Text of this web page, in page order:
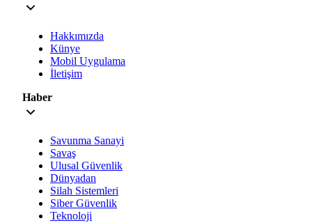
Hakkımızda
Künye
Mobil Uygulama
İletişim
Haber
Savunma Sanayi
Savaş
Ulusal Güvenlik
Dünyadan
Silah Sistemleri
Siber Güvenlik
Teknoloji